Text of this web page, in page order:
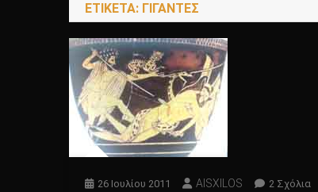
ΕΤΙΚΈΤΑ: ΓΙΓΑΝΤΕΣ
26 Ιουλίου 2011 AISXILOS 2 Σχόλια